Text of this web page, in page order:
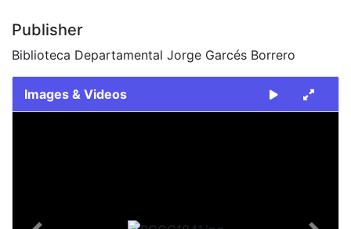
Publisher
Biblioteca Departamental Jorge Garcés Borrero
Images & Videos